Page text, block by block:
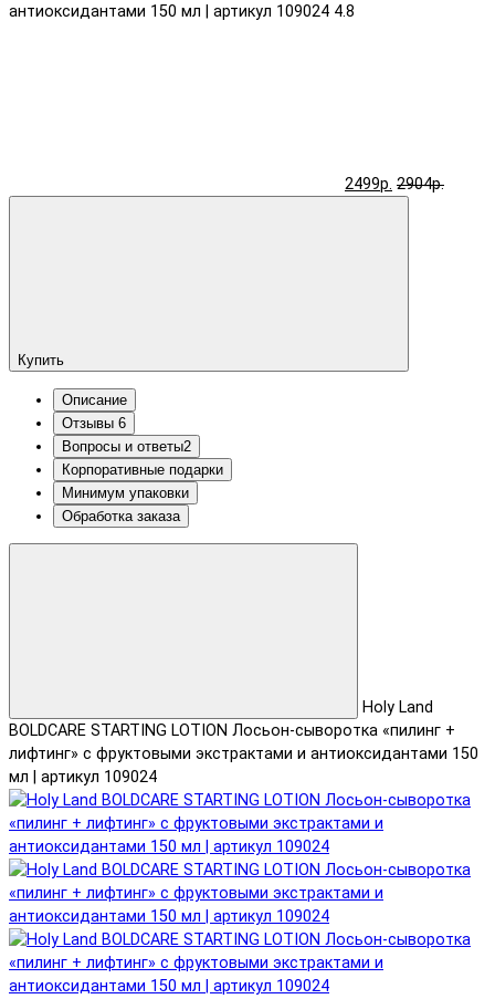
антиоксидантами 150 мл | артикул 109024 4.8
2499р. 2904р.
Купить
Описание
Отзывы 6
Вопросы и ответы2
Корпоративные подарки
Минимум упаковки
Обработка заказа
Holy Land
BOLDCARE STARTING LOTION Лосьон-сыворотка «пилинг +
лифтинг» с фруктовыми экстрактами и антиоксидантами 150
мл | артикул 109024